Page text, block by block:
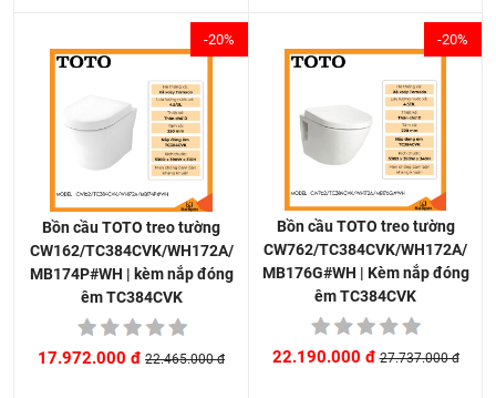
-20%
Bồn cầu TOTO treo tường
CW162/TC384CVK/WH172A/
MB174P#WH | kèm nắp đóng
êm TC384CVK
17.972.000 đ 22.465.000 đ
-20%
Bồn cầu TOTO treo tường
CW762/TC384CVK/WH172A/
MB176G#WH | Kèm nắp đóng
êm TC384CVK
22.190.000 đ 27.737.000 đ